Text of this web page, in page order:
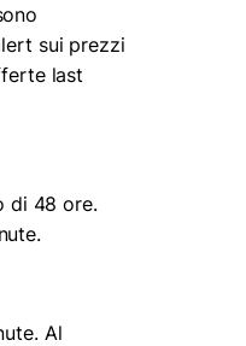
sui prezzi
last
di 48 ore.
Al